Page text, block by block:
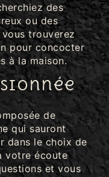
des
ou des
trouverez
pour concocter
à la maison.
de
qui sauront
dans le choix de
votre écoute
et vous